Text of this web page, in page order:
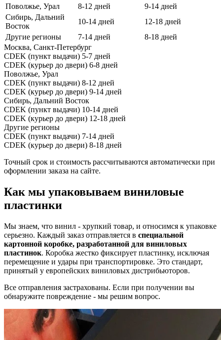
Поволжье, Урал
8-12 дней
9-14 дней
Сибирь, Дальний
Восток
10-14 дней
12-18 дней
Другие регионы
7-14 дней
8-18 дней
Москва, Санкт-Петербург
CDEK (пункт выдачи) 5-7 дней
CDEK (курьер до двери) 6-8 дней
Поволжье, Урал
CDEK (пункт выдачи) 8-12 дней
CDEK (курьер до двери) 9-14 дней
Сибирь, Дальний Восток
CDEK (пункт выдачи) 10-14 дней
CDEK (курьер до двери) 12-18 дней
Другие регионы
CDEK (пункт выдачи) 7-14 дней
CDEK (курьер до двери) 8-18 дней
Точный срок и стоимость рассчитываются автоматически при
оформлении заказа на сайте.
Как мы упаковываем виниловые
пластинки
Мы знаем, что винил - хрупкий товар, и относимся к упаковке
серьезно. Каждый заказ отправляется в специальной
картонной коробке, разработанной для виниловых
пластинок. Коробка жестко фиксирует пластинку, исключая
перемещение и удары при транспортировке. Это стандарт,
принятый у европейских виниловых дистрибьюторов.
Все отправления застрахованы. Если при получении вы
обнаружите повреждение - мы решим вопрос.